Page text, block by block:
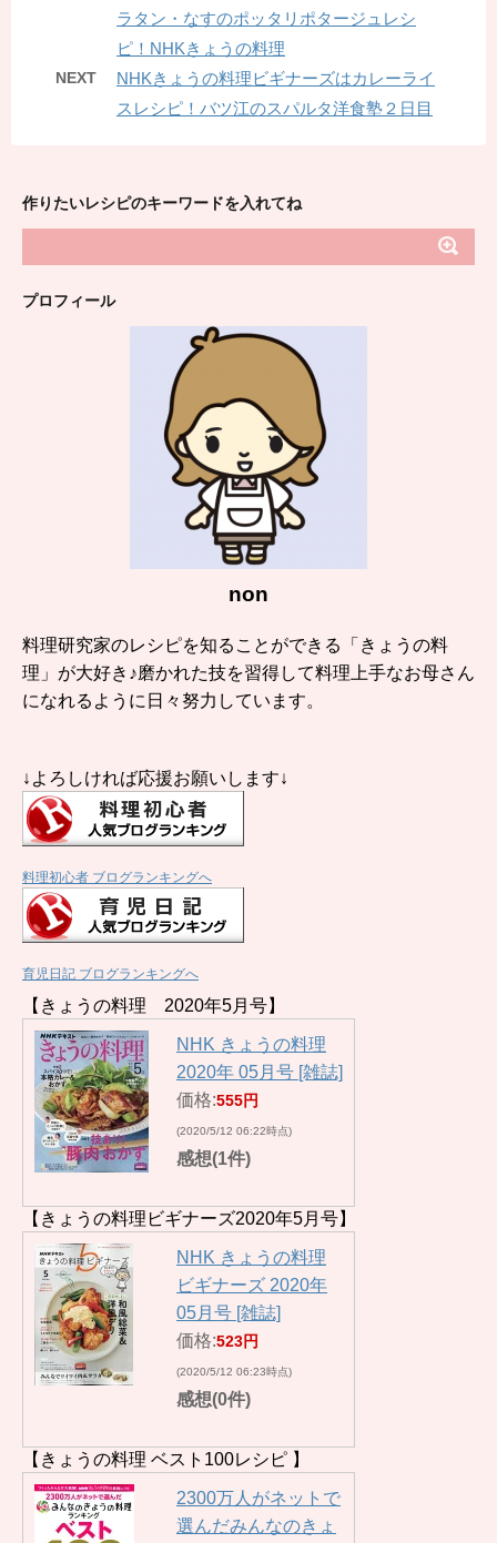
ラタン・なすのポッタリポタージュレシ
ピ！NHKきょうの料理
NEXT
NHKきょうの料理ビギナーズはカレーライ
スレシピ！バツ江のスパルタ洋食塾２日目
作りたいレシピのキーワードを入れてね
プロフィール
non
料理研究家のレシピを知ることができる「きょうの料
理」が大好き♪磨かれた技を習得して料理上手なお母さん
になれるように日々努力しています。
↓よろしければ応援お願いします↓
料理初心者 ブログランキングへ
育児日記 ブログランキングへ
【きょうの料理 2020年5月号】
NHK きょうの料理
2020年 05月号 [雑誌]
価格:555円
(2020/5/12 06:22時点)
感想(1件)
【きょうの料理ビギナーズ2020年5月号】
NHK きょうの料理
ビギナーズ 2020年
05月号 [雑誌]
価格:523円
(2020/5/12 06:23時点)
感想(0件)
【きょうの料理 ベスト100レシピ 】
2300万人がネットで
選んだみんなのきょ